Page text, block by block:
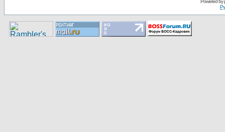
Pоwerеd by